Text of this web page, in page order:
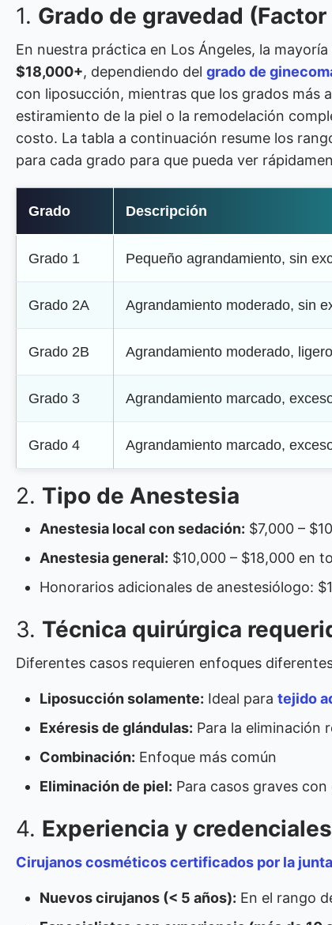
1. Grado de gravedad
En nuestra práctica en Los Ángeles, la
$18,000+, dependiendo del grado de
con liposucción, mientras que los grados más
estiramiento de la piel o la remodelación
costo. La tabla a continuación resume los
para cada grado para que pueda ver
Grado Descripción
Grado 1 Pequeño agrandamiento, sin
Grado 2A Agrandamiento moderado, sin
Grado 2B Agrandamiento moderado,
Grado 3 Agrandamiento marcado,
Grado 4 Agrandamiento marcado,
2. Tipo de Anestesia
Anestesia local con sedación: $7,000 –
Anestesia general: $10,000 – $18,000 en
Honorarios adicionales de anestesiólogo:
3. Técnica quirúrgica
Diferentes casos requieren enfoques
Liposucción solamente: Ideal para tejido
Exéresis de glándulas: Para la eliminación
Combinación: Enfoque más común
Eliminación de piel: Para casos graves con
4. Experiencia y
Cirujanos cosméticos certificados por la
Nuevos cirujanos (< 5 años): En el rango